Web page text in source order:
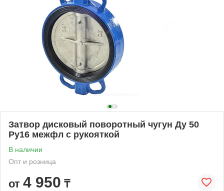
Затвор дисковый поворотный чугун Ду 50
Ру16 межфл с рукояткой
В наличии
Опт и розница
от 4 950 ₸